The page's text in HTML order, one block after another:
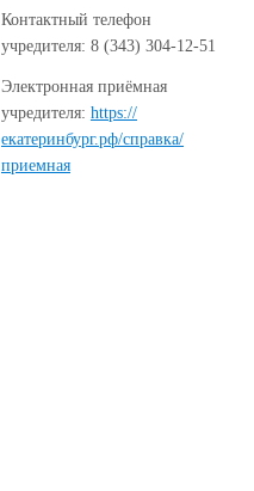
Контактный телефон
учредителя: 8 (343) 304-12-51
Электронная приёмная
учредителя: https://
екатеринбург.рф/справка/
приемная